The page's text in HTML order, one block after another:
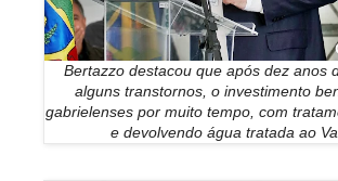
Bertazzo destacou que após dez anos
alguns transtornos, o investimento
gabrielenses por muito tempo, com
e devolvendo água tratada ao